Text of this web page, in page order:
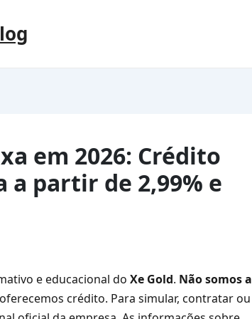
em 2026: Crédito
a partir de 2,99% e
e educacional do Xe Gold. Não somos a
crédito. Para simular, contratar ou